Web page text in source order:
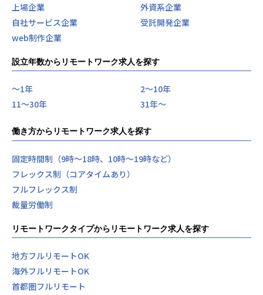
上場企業
外資系企業
自社サービス企業
受託開発企業
web制作企業
設立年数からリモートワーク求人を探す
〜1年
2〜10年
11〜30年
31年〜
働き方からリモートワーク求人を探す
固定時間制（9時～18時、10時～19時など）
フレックス制（コアタイムあり）
フルフレックス制
裁量労働制
リモートワークタイプからリモートワーク求人を探す
地方フルリモートOK
海外フルリモートOK
首都圏フルリモート